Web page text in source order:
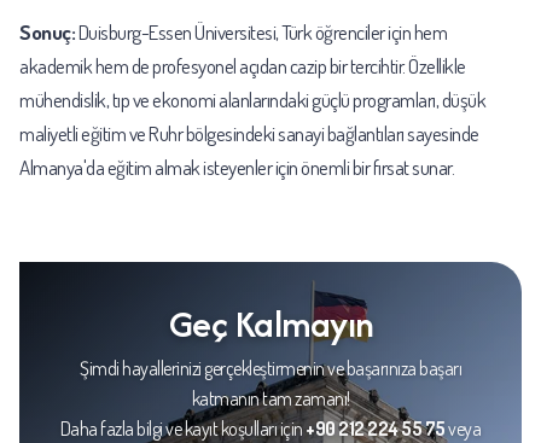
Sonuç:Duisburg-Essen Üniversitesi, Türk öğrenciler için hem
akademik hem de profesyonel açıdan cazip bir tercihtir. Özellikle
mühendislik, tıp ve ekonomi alanlarındaki güçlü programları, düşük
maliyetli eğitim ve Ruhr bölgesindeki sanayi bağlantıları sayesinde
Almanya'da eğitim almak isteyenler için önemli bir fırsat sunar.
Geç Kalmayın
Şimdi hayallerinizi gerçekleştirmenin ve başarınıza başarı
katmanın tam zamanı!
Daha fazla bilgi ve kayıt koşulları için+90 212 224 55 75veya